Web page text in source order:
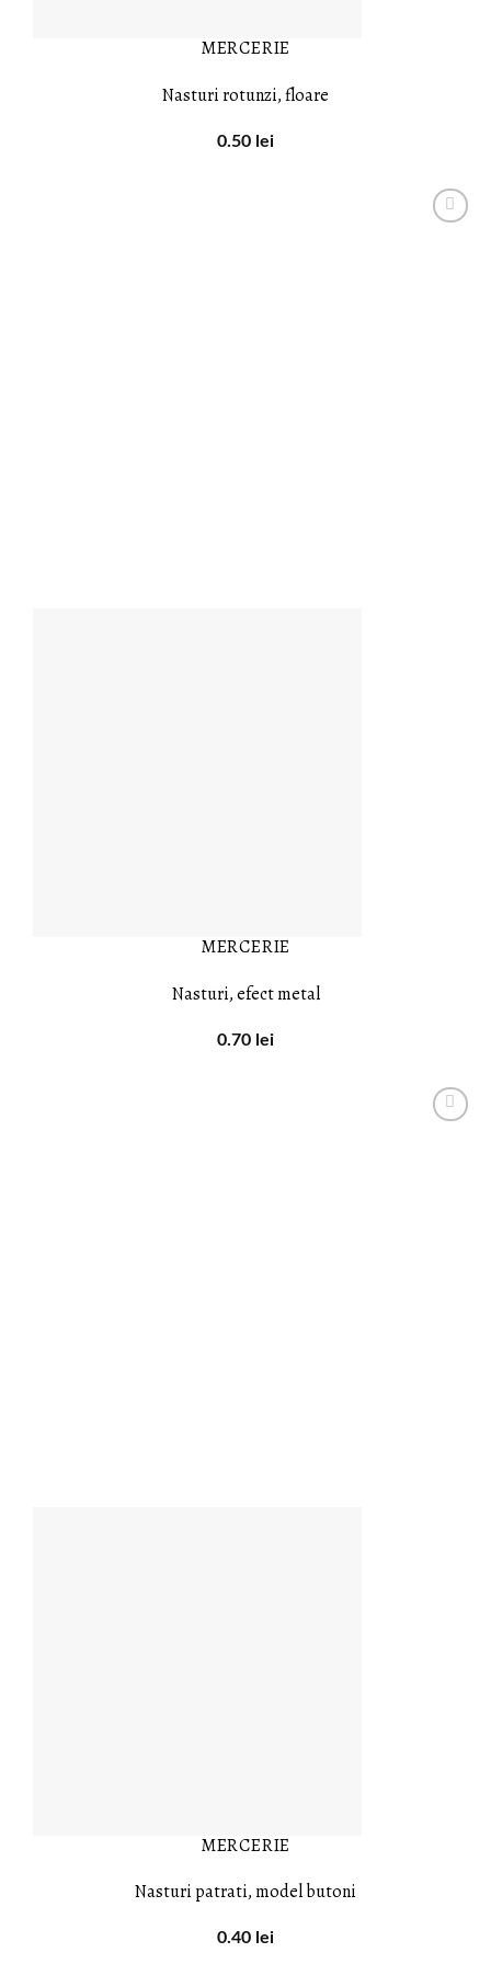
MERCERIE
Nasturi rotunzi, floare
0.50 lei
MERCERIE
Nasturi, efect metal
0.70 lei
MERCERIE
Nasturi patrati, model butoni
0.40 lei